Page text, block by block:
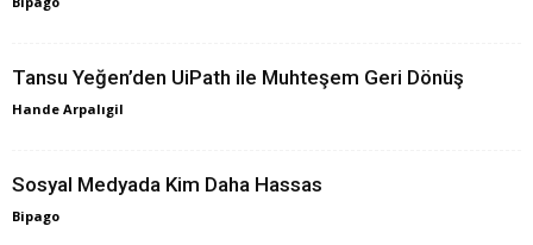
Tansu Yeğen’den UiPath ile Muhteşem Geri Dönüş
Hande Arpalıgil
Sosyal Medyada Kim Daha Hassas
Bipago